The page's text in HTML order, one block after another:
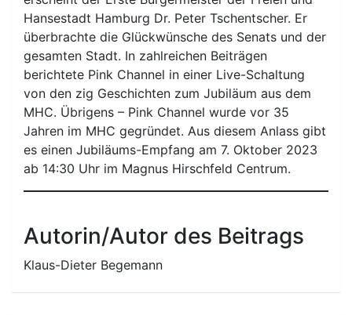
Hansestadt Hamburg Dr. Peter Tschentscher. Er
überbrachte die Glückwünsche des Senats und der
gesamten Stadt. In zahlreichen Beiträgen
berichtete Pink Channel in einer Live-Schaltung
von den zig Geschichten zum Jubiläum aus dem
MHC. Übrigens – Pink Channel wurde vor 35
Jahren im MHC gegründet. Aus diesem Anlass gibt
es einen Jubiläums-Empfang am 7. Oktober 2023
ab 14:30 Uhr im Magnus Hirschfeld Centrum.
Autorin/Autor des Beitrags
Klaus-Dieter Begemann